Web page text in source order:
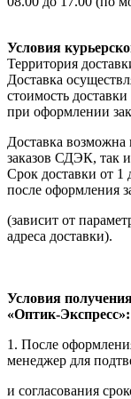
Условия
Территория
Доставка
стоимость
при оформлении
Доставка
заказов СДЭК, так
Срок доставки от 1
после оформления
(зависит от
адреса доставки).
Условия
«Оптик-Экспресс»:
1. После
менеджер для
и согласования